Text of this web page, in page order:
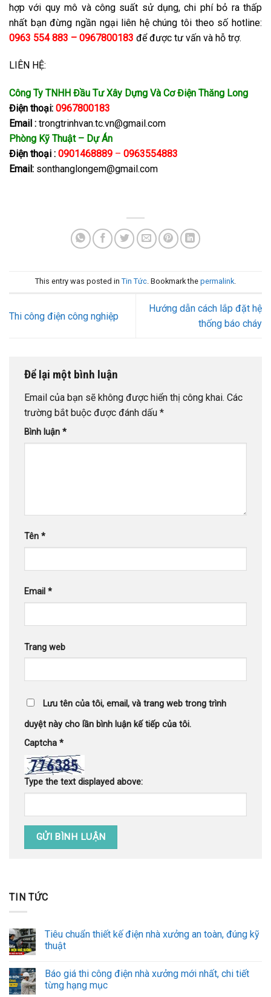
hợp với quy mô và công suất sử dụng, chi phí bỏ ra thấp
nhất bạn đừng ngần ngại liên hệ chúng tôi theo số hotline:
0963 554 883 – 0967800183 để được tư vấn và hỗ trợ.
LIÊN HỆ:
Công Ty TNHH Đầu Tư Xây Dựng Và Cơ Điện Thăng Long
Điện thoại: 0967800183
Email : trongtrinhvan.tc.vn@gmail.com
Phòng Kỹ Thuật – Dự Án
Điện thoại : 0901468889 – 0963554883
Email: sonthanglongem@gmail.com
This entry was posted in Tin Tức. Bookmark the permalink.
Thi công điện công nghiệp
Hướng dẫn cách lắp đặt hệ
thống báo cháy
Để lại một bình luận
Email của bạn sẽ không được hiển thị công khai. Các
trường bắt buộc được đánh dấu *
Bình luận *
Tên *
Email *
Trang web
Lưu tên của tôi, email, và trang web trong trình
duyệt này cho lần bình luận kế tiếp của tôi.
Captcha *
Type the text displayed above:
TIN TỨC
Tiêu chuẩn thiết kế điện nhà xưởng an toàn, đúng kỹ
thuật
Báo giá thi công điện nhà xưởng mới nhất, chi tiết
từng hạng mục